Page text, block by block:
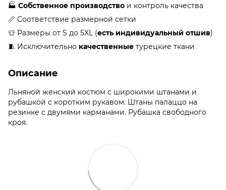
🏭 Собственное производство и контроль качества
📏 Соответствие размерной сетки
👕 Размеры от S до 5XL (есть индивидуальный отшив)
🧵 Исключительно качественные турецкие ткани
Описание
Льняной женский костюм с широкими штанами и
рубашкой с коротким рукавом. Штаны палаццо на
резинке с двумями карманами. Рубашка свободного
кроя.